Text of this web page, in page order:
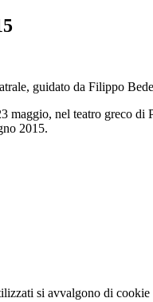
guidato da Filippo
maggio, nel teatro greco
2015.
si avvalgono di